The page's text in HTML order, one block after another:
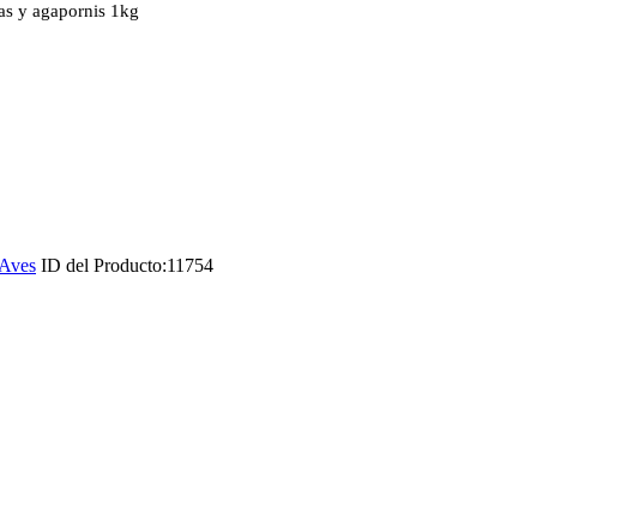
y agapornis 1kg
Aves ID del Producto:11754